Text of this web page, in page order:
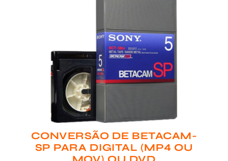
CONVERSÃO DE BETACAM-
SP PARA DIGITAL (MP4 OU